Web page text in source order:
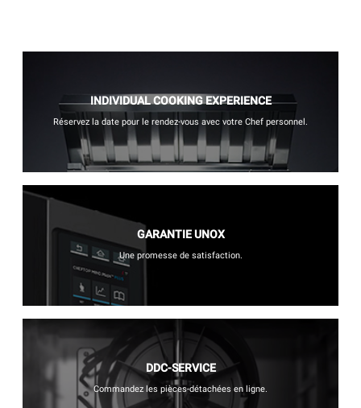
INDIVIDUAL COOKING EXPERIENCE
Réservez la date pour le rendez-vous avec votre Chef personnel.
GARANTIE UNOX
Une promesse de satisfaction.
DDC-SERVICE
Commandez les pièces-détachées en ligne.